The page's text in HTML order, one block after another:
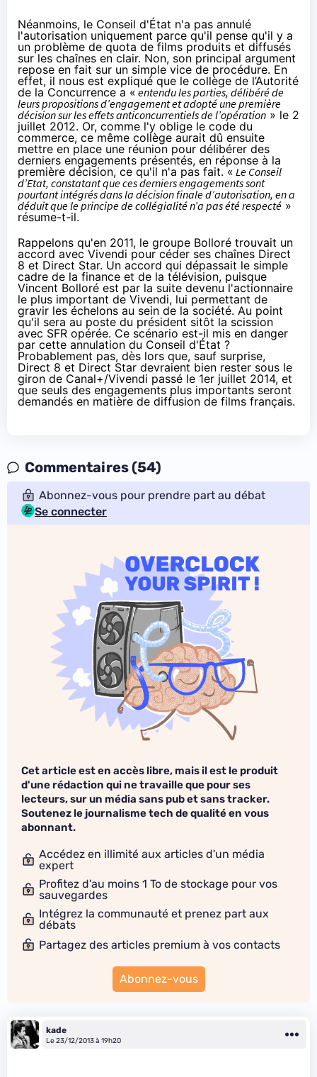
Néanmoins, le Conseil d'État n'a pas annulé
l'autorisation uniquement parce qu'il pense qu'il y a
un problème de quota de films produits et diffusés
sur les chaînes en clair. Non, son principal argument
repose en fait sur un simple vice de procédure. En
effet, il nous est expliqué que le collège de l’Autorité
de la Concurrence a « entendu les parties, délibéré de
leurs propositions d’engagement et adopté une première
décision sur les effets anticoncurrentiels de l’opération » le 2
juillet 2012. Or, comme l'y oblige le code du
commerce, ce même collège aurait dû ensuite
mettre en place une réunion pour délibérer des
derniers engagements présentés, en réponse à la
première décision, ce qu'il n'a pas fait. « Le Conseil
d’Etat, constatant que ces derniers engagements sont
pourtant intégrés dans la décision finale d’autorisation, en a
déduit que le principe de collégialité n’a pas été respecté »
résume-t-il.
Rappelons qu'en 2011, le groupe Bolloré trouvait un
accord avec Vivendi pour céder ses chaînes Direct
8 et Direct Star. Un accord qui dépassait le simple
cadre de la finance et de la télévision, puisque
Vincent Bolloré est par la suite devenu l'actionnaire
le plus important de Vivendi, lui permettant de
gravir les échelons au sein de la société. Au point
qu'il sera au poste du président sitôt la scission
avec SFR opérée. Ce scénario est-il mis en danger
par cette annulation du Conseil d'État ?
Probablement pas, dès lors que, sauf surprise,
Direct 8 et Direct Star devraient bien rester sous le
giron de Canal+/Vivendi passé le 1er juillet 2014, et
que seuls des engagements plus importants seront
demandés en matière de diffusion de films français.
Commentaires (54)
Abonnez-vous pour prendre part au débat
Se connecter
Cet article est en accès libre, mais il est le produit
d'une rédaction qui ne travaille que pour ses
lecteurs, sur un média sans pub et sans tracker.
Soutenez le journalisme tech de qualité en vous
abonnant.
Accédez en illimité aux articles d'un média
expert
Profitez d'au moins 1 To de stockage pour vos
sauvegardes
Intégrez la communauté et prenez part aux
débats
Partagez des articles premium à vos contacts
Abonnez-vous
kade
Le 23/12/2013 à 19h20